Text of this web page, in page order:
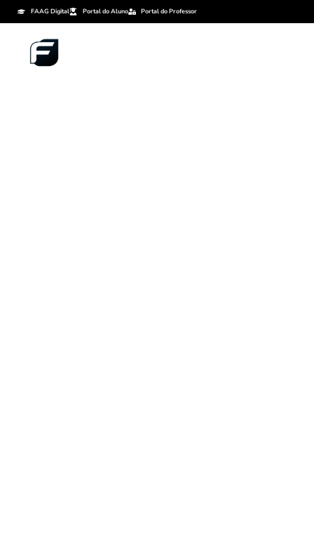
FAAG Digital Portal do Aluno Portal do Professor